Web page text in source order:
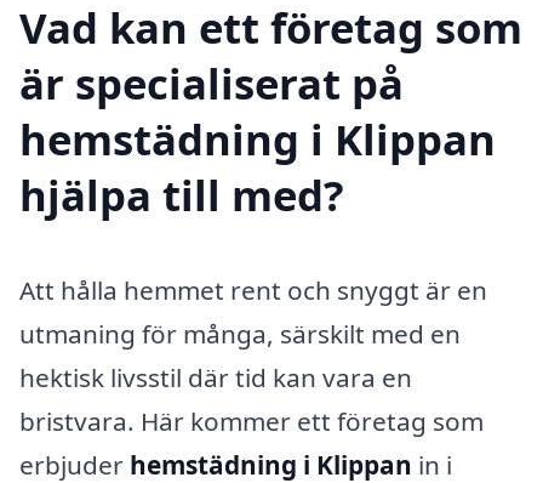
Vad kan ett företag som
är specialiserat på
hemstädning i Klippan
hjälpa till med?
Att hålla hemmet rent och snyggt är en
utmaning för många, särskilt med en
hektisk livsstil där tid kan vara en
bristvara. Här kommer ett företag som
erbjuder hemstädning i Klippan in i